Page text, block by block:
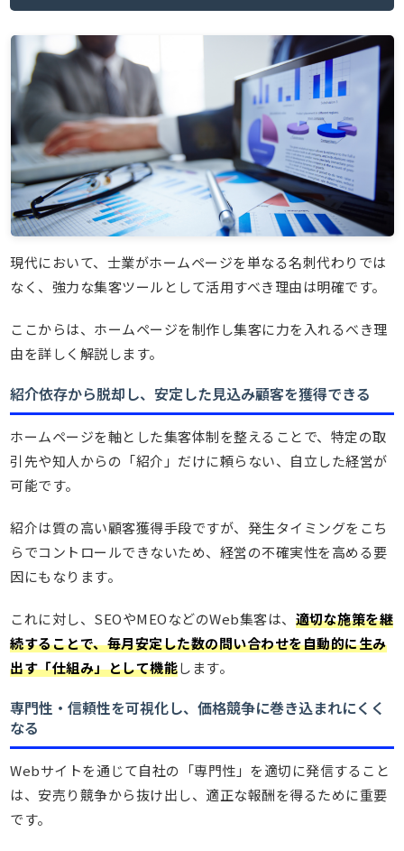
現代において、士業がホームページを単なる名刺代わりでは
なく、強力な集客ツールとして活用すべき理由は明確です。
ここからは、ホームページを制作し集客に力を入れるべき理
由を詳しく解説します。
紹介依存から脱却し、安定した見込み顧客を獲得できる
ホームページを軸とした集客体制を整えることで、特定の取
引先や知人からの「紹介」だけに頼らない、自立した経営が
可能です。
紹介は質の高い顧客獲得手段ですが、発生タイミングをこち
らでコントロールできないため、経営の不確実性を高める要
因にもなります。
これに対し、SEOやMEOなどのWeb集客は、 適切な施策を継
続することで、毎月安定した数の問い合わせを自動的に生み
出す「仕組み」として機能します。
専門性・信頼性を可視化し、価格競争に巻き込まれにくく
なる
Webサイトを通じて自社の「専門性」を適切に発信すること
は、安売り競争から抜け出し、適正な報酬を得るために重要
です。